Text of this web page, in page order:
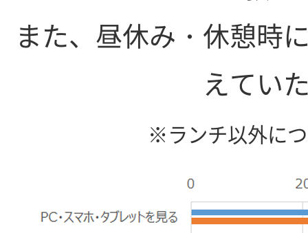
また、昼休み・休憩時
えてい
※ランチ以外に